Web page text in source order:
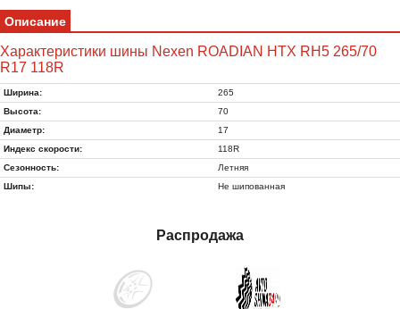
Описание
Характеристики шины Nexen ROADIAN HTX RH5 265/70
R17 118R
Ширина:
265
Высота:
70
Диаметр:
17
Индекс скорости:
118R
Сезонность:
Летняя
Шипы:
Не шипованная
Распродажа